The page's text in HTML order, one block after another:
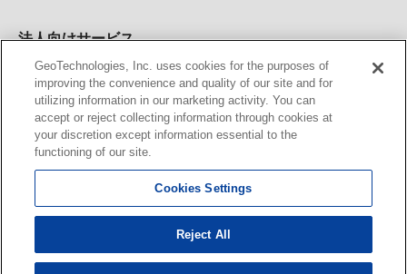
法人向けサービス
法人向け地図・位置情報サービス WEBサイト・システム向け地
図API Windows PC向け地図開発キット MapFan DB 住所確認
サービス
MAP WORLD+ トリマ広告 Geo-Research
カーナビ地図更新サービス
MapFan スマートメンバーズ
KENWOOD MapFan Club
GeoTechnologies, Inc. uses cookies for the purposes of
improving the convenience and quality of our site and for
utilizing information in our marketing activity. You can
accept or reject collecting information through cookies at
your discretion except information essential to the
functioning of our site.
Cookies Settings
Reject All